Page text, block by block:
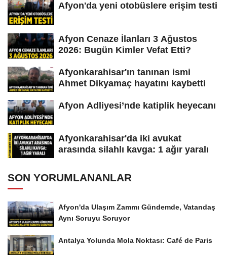
Afyon'da yeni otobüslere erişim testi
Afyon Cenaze İlanları 3 Ağustos
2026: Bugün Kimler Vefat Etti?
Afyonkarahisar'ın tanınan ismi
Ahmet Dikyamaç hayatını kaybetti
Afyon Adliyesi’nde katiplik heyecanı
Afyonkarahisar'da iki avukat
arasında silahlı kavga: 1 ağır yaralı
SON YORUMLANANLAR
Afyon'da Ulaşım Zammı Gündemde, Vatandaş
Aynı Soruyu Soruyor
Antalya Yolunda Mola Noktası: Café de Paris